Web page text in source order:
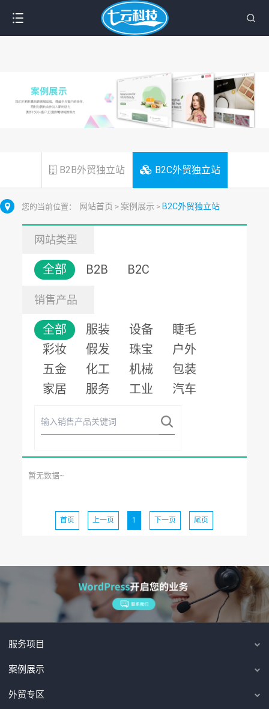
B2B外贸独立站 B2C外贸独立站
您的当前位置： 网站首页 > 案例展示 > B2C外贸独立站
网站类型
全部 B2B B2C
销售产品
全部 服装 设备
睫毛
彩妆
假发 珠宝
户外
五金
化工 机械
包装
家居
服务 工业 汽车
暂无数据~
首页 上一页 1 下一页 尾页
服务项目
案例展示
外贸专区